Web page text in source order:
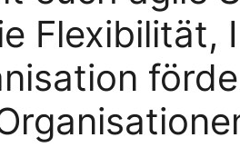
Flexibilität,